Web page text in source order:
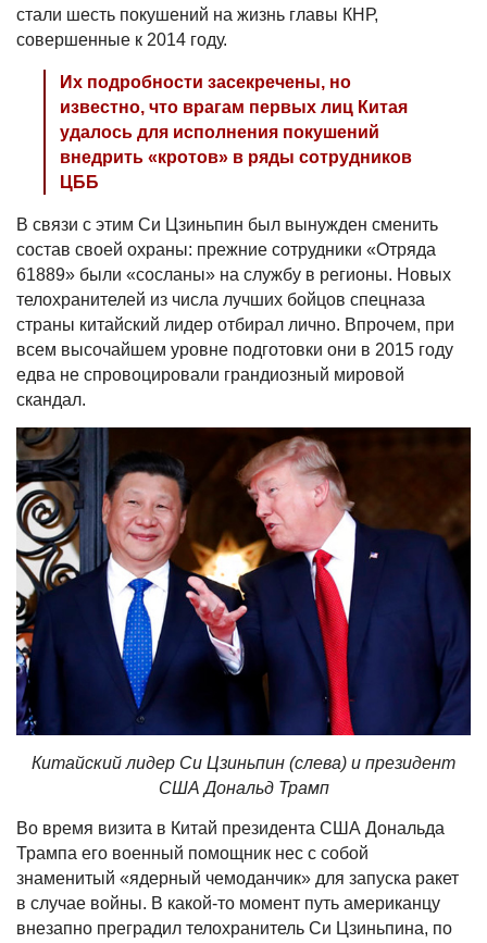
стали шесть покушений на жизнь главы КНР,
совершенные к 2014 году.
Их подробности засекречены, но
известно, что врагам первых лиц Китая
удалось для исполнения покушений
внедрить «кротов» в ряды сотрудников
ЦББ
В связи с этим Си Цзиньпин был вынужден сменить
состав своей охраны: прежние сотрудники «Отряда
61889» были «сосланы» на службу в регионы. Новых
телохранителей из числа лучших бойцов спецназа
страны китайский лидер отбирал лично. Впрочем, при
всем высочайшем уровне подготовки они в 2015 году
едва не спровоцировали грандиозный мировой
скандал.
Китайский лидер Си Цзиньпин (слева) и президент
США Дональд Трамп
Во время визита в Китай президента США Дональда
Трампа его военный помощник нес с собой
знаменитый «ядерный чемоданчик» для запуска ракет
в случае войны. В какой-то момент путь американцу
внезапно преградил телохранитель Си Цзиньпина, по